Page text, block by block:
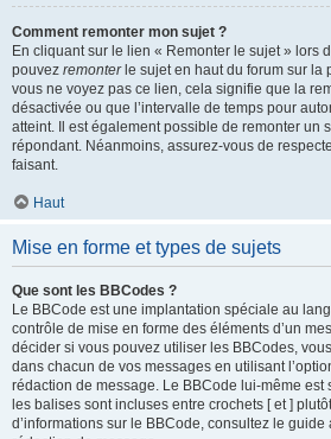
Comment remonter mon sujet ?
En cliquant sur le lien « Remonter le sujet » lors
pouvez remonterle sujet en haut du forum sur la
vous ne voyez pas ce lien, cela signifie que la
désactivée ou que l’intervalle de temps pour
atteint. Il est également possible de remonter un
répondant. Néanmoins, assurez-vous de
faisant.
Haut
Mise en forme et types de sujets
Que sont les BBCodes ?
Le BBCode est une implantation spéciale au
contrôle de mise en forme des éléments d’un
décider si vous pouvez utiliser les BBCodes,
dans chacun de vos messages en utilisant
rédaction de message. Le BBCode lui-même est
les balises sont incluses entre crochets [ et ]
d’informations sur le BBCode, consultez le